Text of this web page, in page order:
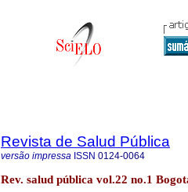
Revista de Salud Pública
versão impressa ISSN 0124-0064
Rev. salud pública vol.22 no.1